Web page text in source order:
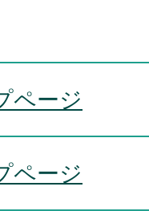
ページ
ページ